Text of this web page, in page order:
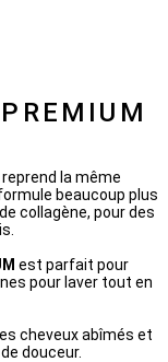
reprend la même
beaucoup plus
collagène, pour des
est parfait pour
pour laver tout en
cheveux abîmés et
douceur.